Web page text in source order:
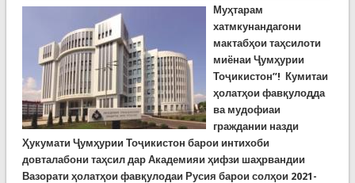
Муҳтарам
хатмкунандагони
мактабҳои таҳсилоти
миёнаи Ҷумҳурии
Тоҷикистон”! Кумитаи
ҳолатҳои фавқулодда
ва мудофиаи
граждании назди
Ҳукумати Ҷумҳурии Тоҷикистон барои интихоби
довталабони таҳсил дар Академияи ҳифзи шаҳрвандии
Вазорати ҳолатҳои фавқулодаи Русия барои солҳои 2021-